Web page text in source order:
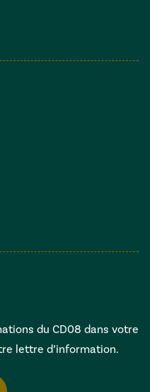
du CD08 dans votre
lettre d’information.